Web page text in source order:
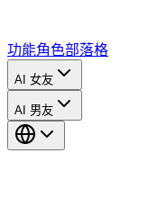
功能角色部落格
AI 女友
AI 男友